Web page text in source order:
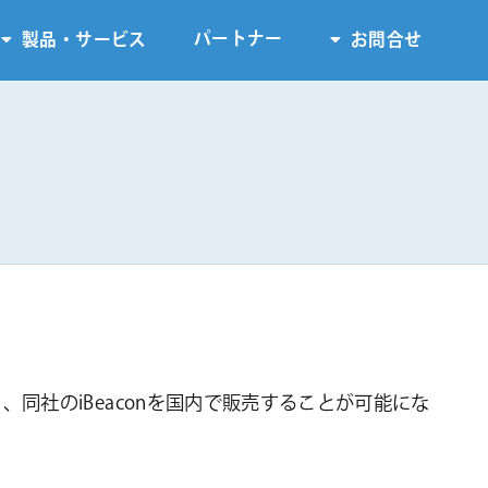
製品・サービス パートナー お問合せ
同社のiBeaconを国内で販売することが可能にな